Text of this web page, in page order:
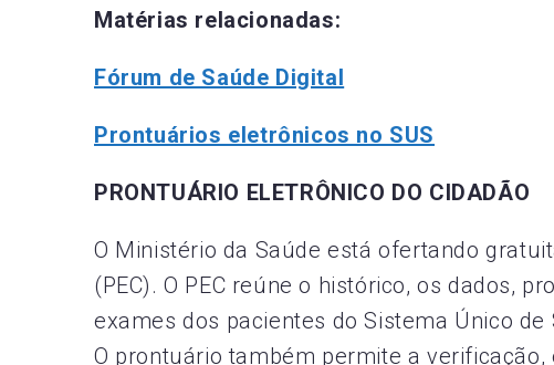
Matérias relacionadas:
Fórum de Saúde Digital
Prontuários eletrônicos no SUS
PRONTUÁRIO ELETRÔNICO DO CIDADÃO
O Ministério da Saúde está ofertando
(PEC). O PEC reúne o histórico, os dados,
exames dos pacientes do Sistema Único
O prontuário também permite a